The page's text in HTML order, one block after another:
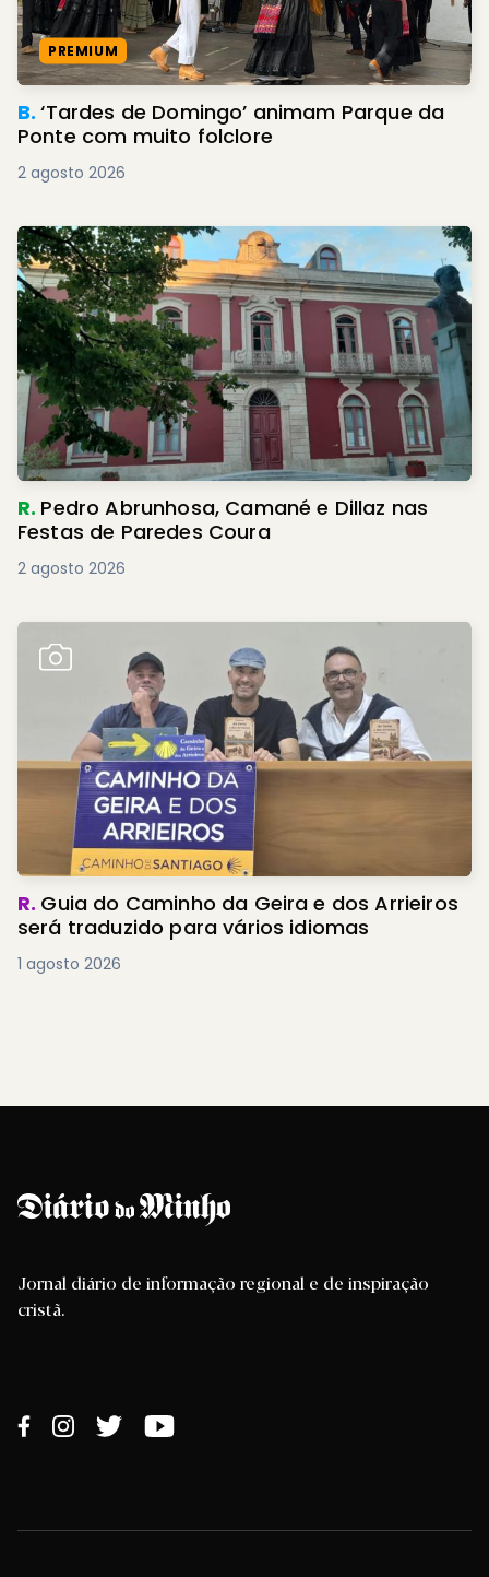
PREMIUM
B.‘Tardes de Domingo’ animam Parque da
Ponte com muito folclore
2 agosto 2026
R. Pedro Abrunhosa, Camané e Dillaz nas
Festas de Paredes Coura
2 agosto 2026
R. Guia do Caminho da Geira e dos Arrieiros
será traduzido para vários idiomas
1 agosto 2026
Jornal diário de informação regional e de inspiração
cristã.